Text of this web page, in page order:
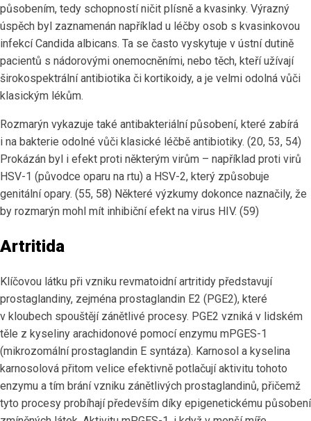
působením, tedy schopností ničit plísně a kvasinky. Výrazný
úspěch byl zaznamenán například u léčby osob s kvasinkovou
infekcí Candida albicans. Ta se často vyskytuje v ústní dutině
pacientů s nádorovými onemocněními, nebo těch, kteří užívají
širokospektrální antibiotika či kortikoidy, a je velmi odolná vůči
klasickým lékům.
Rozmarýn vykazuje také antibakteriální působení, které zabírá
i na bakterie odolné vůči klasické léčbě antibiotiky. (20, 53, 54)
Prokázán byl i efekt proti některým virům – například proti virů
HSV-1 (původce oparu na rtu) a HSV-2, který způsobuje
genitální opary. (55, 58) Některé výzkumy dokonce naznačily, že
by rozmarýn mohl mít inhibiční efekt na virus HIV. (59)
Artritida
Klíčovou látku při vzniku revmatoidní artritidy představují
prostaglandiny, zejména prostaglandin E2 (PGE2), které
v kloubech spouštějí zánětlivé procesy. PGE2 vzniká v lidském
těle z kyseliny arachidonové pomocí enzymu mPGES-1
(mikrozomální prostaglandin E syntáza). Karnosol a kyselina
karnosolová přitom velice efektivně potlačují aktivitu tohoto
enzymu a tím brání vzniku zánětlivých prostaglandinů, přičemž
tyto procesy probíhají především díky epigenetickému působení